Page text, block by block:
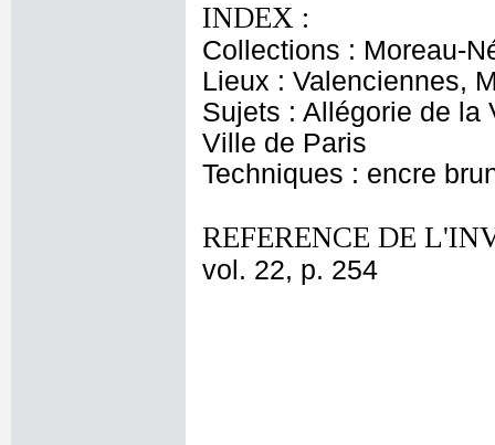
INDEX :
Collections : Moreau-
Lieux : Valenciennes,
Sujets : Allégorie de la
Ville de Paris
Techniques : encre
REFERENCE DE
vol. 22, p. 254